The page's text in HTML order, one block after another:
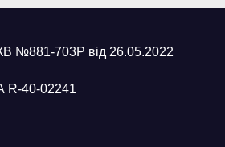
№881-703Р від 26.05.2022
R-40-02241